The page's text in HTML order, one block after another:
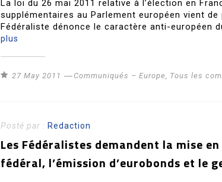
La loi du 26 mai 2011 relative à l’élection en
supplémentaires au Parlement européen vient
Fédéraliste dénonce le caractère anti-européen
plus
27 May 2011 Communiqués – Europe, Tous les
Posté par : Redaction
Les Fédéralistes demandent la mise
fédéral, l’émission d’eurobonds et le